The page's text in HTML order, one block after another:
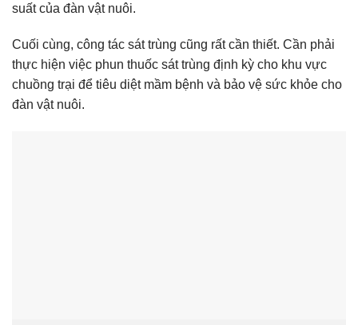
suất của đàn vật nuôi.
Cuối cùng, công tác sát trùng cũng rất cần thiết. Cần phải
thực hiện việc phun thuốc sát trùng định kỳ cho khu vực
chuồng trại để tiêu diệt mầm bệnh và bảo vệ sức khỏe cho
đàn vật nuôi.